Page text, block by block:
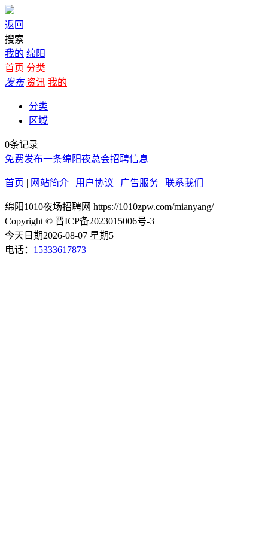
返回
搜索
我的 绵阳
首页 分类
发布 资讯 我的
分类
区域
0条记录
免费发布一条绵阳夜总会招聘信息
首页 | 网站简介 | 用户协议 | 广告服务 | 联系我们
绵阳1010夜场招聘网 https://1010zpw.com/mianyang/
Copyright © 晋ICP备2023015006号-3
今天日期2026-08-07 星期5
电话： 15333617873